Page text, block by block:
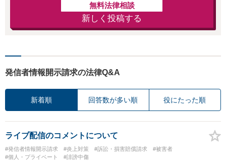
無料法律相談
新しく投稿する
発信者情報開示請求の法律Q&A
新着順 回答数が多い順 役にたった順
ライブ配信のコメントについて
#発信者情報開示請求 #炎上対策 #訴訟・損害賠償請求
#被害者
#個人・プライベート
#誹謗中傷